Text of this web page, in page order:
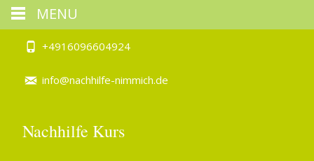
+4916096604924
info@nachhilfe-nimmich.de
Nachhilfe Kurs
MENU